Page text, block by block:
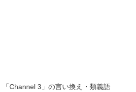
「Channel 3 」の言い換え・類義語